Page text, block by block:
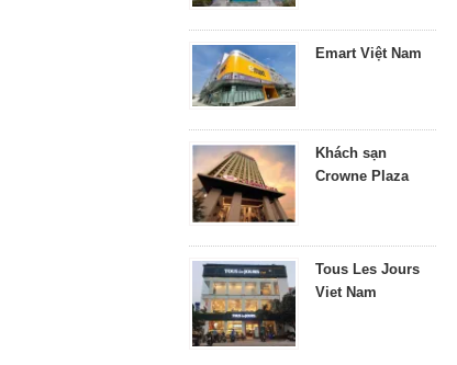
Emart Việt Nam
Khách sạn
Crowne Plaza
Tous Les Jours
Viet Nam